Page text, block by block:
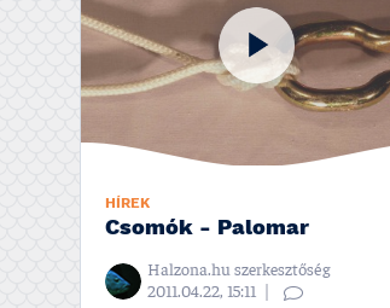
HÍREK
Csomók - Palomar
Halzona.hu szerkesztőség
2011.04.22, 15:11